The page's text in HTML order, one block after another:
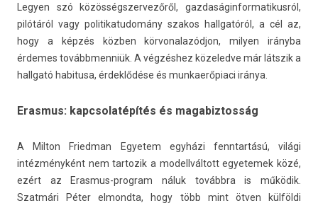
Legy­en szó közös­ségszer­vezőről, gaz­daságin­formatikus­ról,
pilótáról vagy politikatudomány szakos hallgatóról, a cél az,
hogy a képzés közben kör­vonalazód­jon, mily­en irányba
érdemes továbbmen­niük. A végzéshez közeled­ve már látszik a
hallgató habitusa, érdeklődése és mun­kaerőpiaci iránya.
Erasmus: kapcsolatépítés és magabiztosság
A Mil­ton Fried­man Egyetem egyházi fenntar­tású, világi
intézményként nem tar­tozik a modellvál­tott egyetemek közé,
ezért az Erasmus-program náluk továbbra is működik.
Szatmári Péter el­mondta, hogy több mint ötven külföldi